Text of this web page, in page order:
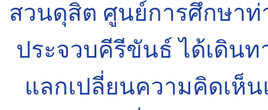
สวนดุสิต ศูนย์​การศึกษา​ท่
ประจวบคีรีขันธ์ ได้เดินท
แลกเปลี่ยนความคิดเห็